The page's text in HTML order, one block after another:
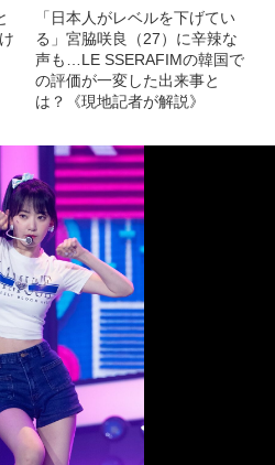
「日本人がレベルを下げてい
る」宮脇咲良（27）に辛辣な
声も…LE SSERAFIMの韓国で
の評価が一変した出来事と
は？《現地記者が解説》